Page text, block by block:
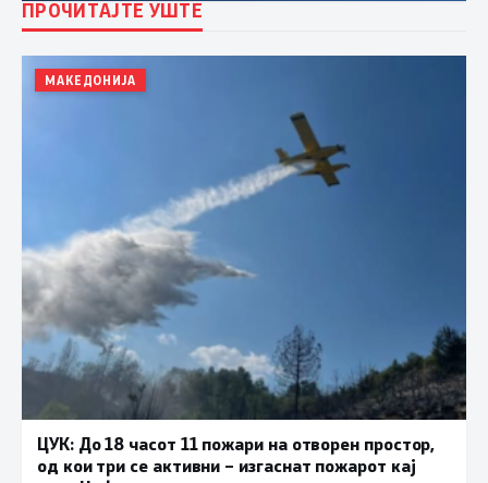
ПРОЧИТАЈТЕ УШТЕ
МАКЕДОНИЈА
ЦУК: До 18 часот 11 пожари на отворен простор,
од кои три се активни – изгаснат пожарот кај